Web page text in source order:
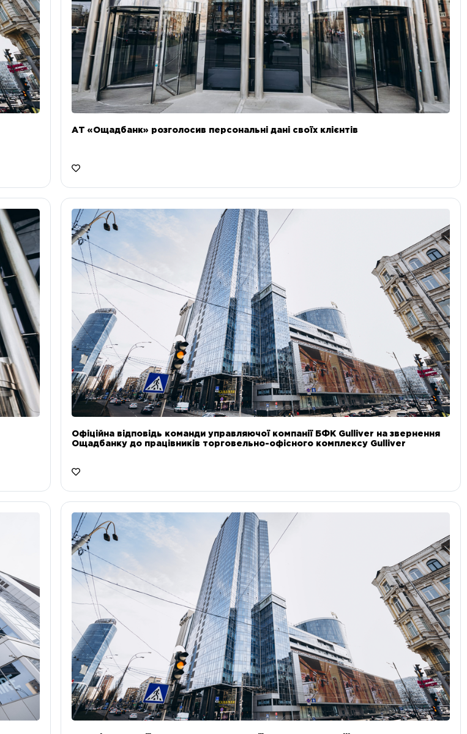
АТ «Ощадбанк» розголосив персональні дані своїх клієнтів
Офіційна відповідь команди управляючої компанії БФК Gulliver на звернення
Ощадбанку до працівників торговельно-офісного комплексу Gulliver